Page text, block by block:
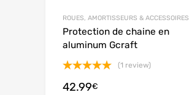
ROUES, AMORTISSEURS & ACCESSOIRES
Protection de chaine en
aluminum Gcraft
sur 5
(1 review)
42.99€